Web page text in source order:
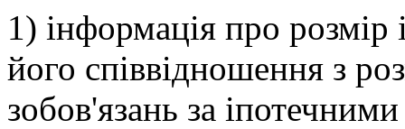
1) інформація про розмір
його співвідношення з
зобов'язань за